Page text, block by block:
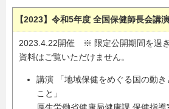
【2023】令和5年度 全国保健師長会講
2023.4.22開催 ※ 限定公開期間を過ぎ
資料はご覧いただけません。
講演 「地域保健をめぐる国の動
こと」